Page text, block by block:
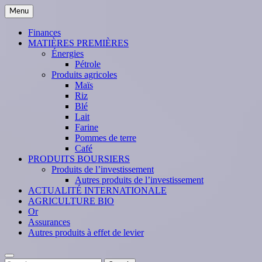
Skip
to
content
Menu
Finances
MATIÈRES PREMIÈRES
Énergies
Pétrole
Produits agricoles
Maïs
Riz
Blé
Lait
Farine
Pommes de terre
Café
PRODUITS BOURSIERS
Produits de l’investissement
Autres produits de l’investissement
ACTUALITÉ INTERNATIONALE
AGRICULTURE BIO
Or
Assurances
Autres produits à effet de levier
Search